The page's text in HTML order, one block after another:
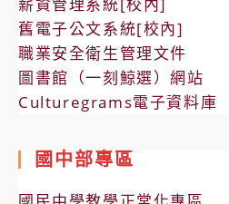
薪資管理系統[校內]
舊電子公文系統[校內]
職業安全衛生管理文件
圖書館（一刻鯨選）網站
Culturegrams電子資料庫
國中部專區